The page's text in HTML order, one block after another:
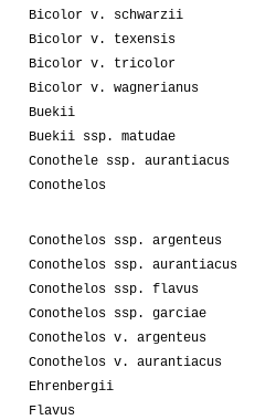
Bicolor v. schwarzii
Bicolor v. texensis
Bicolor v. tricolor
Bicolor v. wagnerianus
Buekii
Buekii ssp. matudae
Conothele ssp. aurantiacus
Conothelos
Conothelos ssp. argenteus
Conothelos ssp. aurantiacus
Conothelos ssp. flavus
Conothelos ssp. garciae
Conothelos v. argenteus
Conothelos v. aurantiacus
Ehrenbergii
Flavus